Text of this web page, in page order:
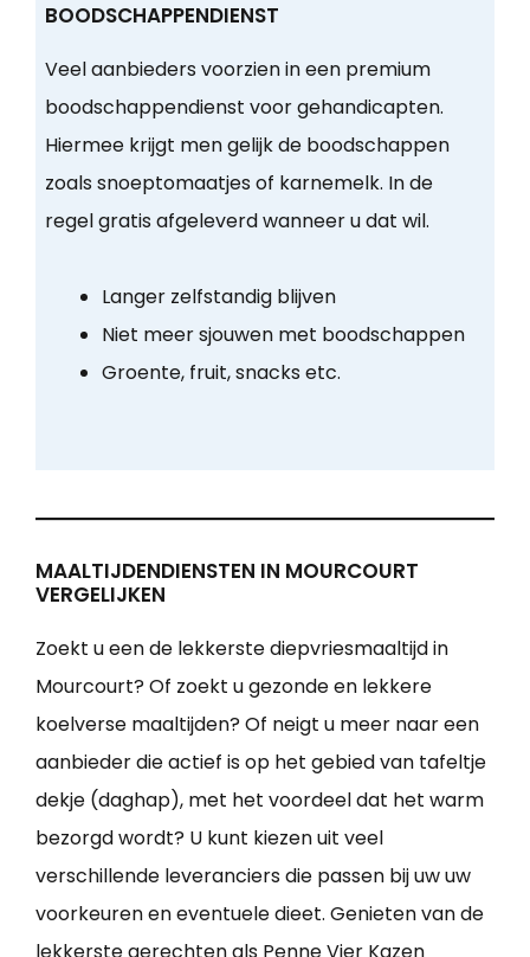
BOODSCHAPPENDIENST
Veel aanbieders voorzien in een premium
boodschappendienst voor gehandicapten.
Hiermee krijgt men gelijk de boodschappen
zoals snoeptomaatjes of karnemelk. In de
regel gratis afgeleverd wanneer u dat wil.
Langer zelfstandig blijven
Niet meer sjouwen met boodschappen
Groente, fruit, snacks etc.
MAALTIJDENDIENSTEN IN MOURCOURT
VERGELIJKEN
Zoekt u een de lekkerste diepvriesmaaltijd in
Mourcourt? Of zoekt u gezonde en lekkere
koelverse maaltijden? Of neigt u meer naar een
aanbieder die actief is op het gebied van tafeltje
dekje (daghap), met het voordeel dat het warm
bezorgd wordt? U kunt kiezen uit veel
verschillende leveranciers die passen bij uw uw
voorkeuren en eventuele dieet. Genieten van de